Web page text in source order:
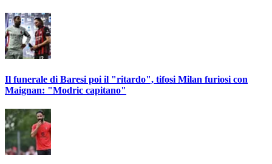
Il funerale di Baresi poi il "ritardo", tifosi Milan furiosi con
Maignan: "Modric capitano"